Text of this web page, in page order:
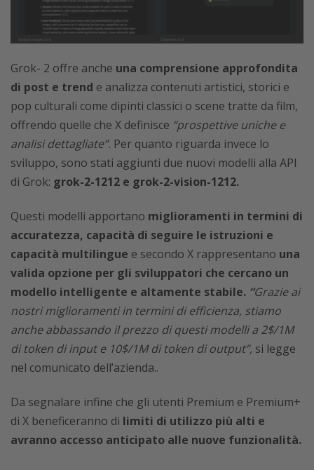
Grok- 2 offre anche una comprensione approfondita
di post e trend e analizza contenuti artistici, storici e
pop culturali come dipinti classici o scene tratte da film,
offrendo quelle che X definisce “prospettive uniche e
analisi dettagliate”. Per quanto riguarda invece lo
sviluppo, sono stati aggiunti due nuovi modelli alla API
di Grok: grok-2-1212 e grok-2-vision-1212.
Questi modelli apportano miglioramenti in termini di
accuratezza, capacità di seguire le istruzioni e
capacità multilingue e secondo X rappresentano una
valida opzione per gli sviluppatori che cercano un
modello intelligente e altamente stabile. “Grazie ai
nostri miglioramenti in termini di efficienza, stiamo
anche abbassando il prezzo di questi modelli a 2$/1M
di token di input e 10$/1M di token di output”, si legge
nel comunicato dell’azienda..
Da segnalare infine che gli utenti Premium e Premium+
di X beneficeranno di limiti di utilizzo più alti e
avranno accesso anticipato alle nuove funzionalità.